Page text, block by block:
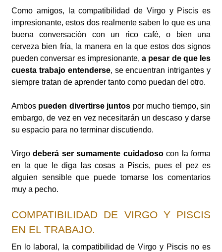
Como amigos, la compatibilidad de Virgo y Piscis es
impresionante, estos dos realmente saben lo que es una
buena conversación con un rico café, o bien una
cerveza bien fría, la manera en la que estos dos signos
pueden conversar es impresionante, a pesar de que les
cuesta trabajo entenderse, se encuentran intrigantes y
siempre tratan de aprender tanto como puedan del otro.
Ambos pueden divertirse juntos por mucho tiempo, sin
embargo, de vez en vez necesitarán un descaso y darse
su espacio para no terminar discutiendo.
Virgodeberá ser sumamente cuidadosocon la forma
en la que le diga las cosas a Piscis, pues el pez es
alguien sensible que puede tomarse los comentarios
muy a pecho.
COMPATIBILIDAD DE VIRGO Y PISCIS
EN EL TRABAJO.
En lo laboral, la compatibilidad de Virgo y Piscis no es